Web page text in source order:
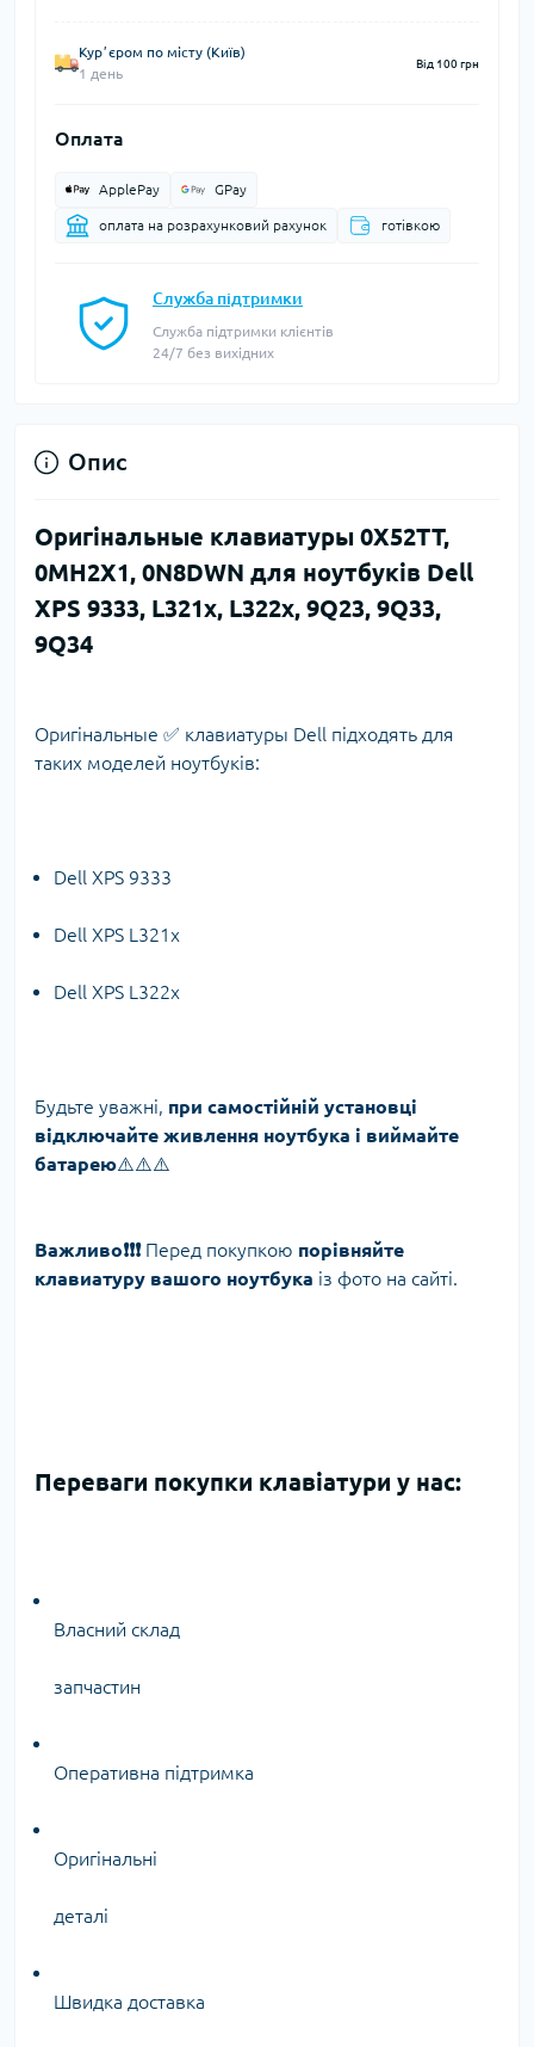
Курʼєром по місту (Київ)
1 день
Від 100 грн
Оплата
ApplePay GPay
оплата на розрахунковий рахунок готівкою
Служба підтримки
Служба підтримки клієнтів
24/7 без вихідних
Опис
Оригінальные клавиатуры 0X52TT,
0MH2X1, 0N8DWN для ноутбуків Dell
XPS 9333, L321x, L322x, 9Q23, 9Q33,
9Q34
Оригінальные ✅ клавиатуры Dell підходять для
таких моделей ноутбуків:
Dell XPS 9333
Dell XPS L321x
Dell XPS L322x
Будьте уважні, при самостійній установці
відключайте живлення ноутбука і виймайте
батарею⚠️⚠️⚠️
Важливо❗️❗️❗️Перед покупкою порівняйте
клавиатуру вашого ноутбука із фото на сайті.
Переваги покупки клавіатури у нас:
Власний склад
запчастин
Оперативна підтримка
Оригінальні
деталі
Швидка доставка